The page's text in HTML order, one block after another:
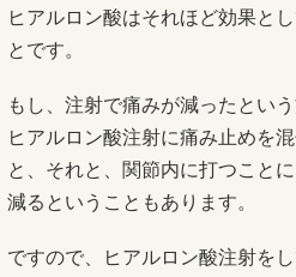
ヒアルロン酸はそれほど効果と
とです。
もし、注射で痛みが減ったとい
ヒアルロン酸注射に痛み止めを
と、それと、関節内に打つこと
減るということもあります。
ですので、ヒアルロン酸注射を